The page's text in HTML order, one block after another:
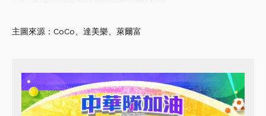
主圖來源：CoCo、達美樂、萊爾富